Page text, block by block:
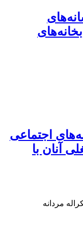
اجتماعی
آنان با
مردانه